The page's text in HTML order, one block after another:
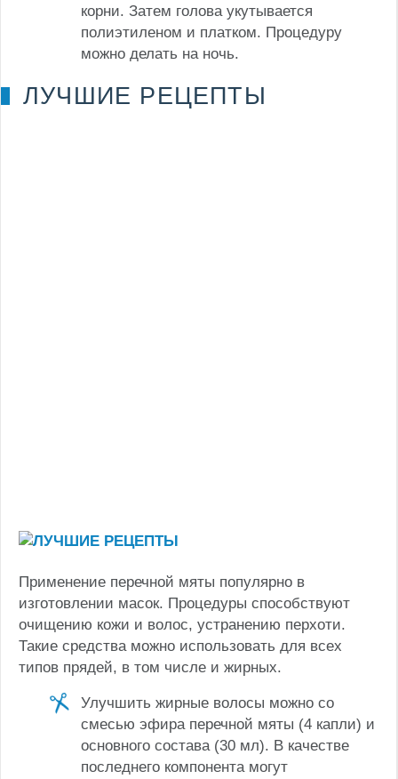
корни. Затем голова укутывается
полиэтиленом и платком. Процедуру
можно делать на ночь.
ЛУЧШИЕ РЕЦЕПТЫ
Применение перечной мяты популярно в
изготовлении масок. Процедуры способствуют
очищению кожи и волос, устранению перхоти.
Такие средства можно использовать для всех
типов прядей, в том числе и жирных.
Улучшить жирные волосы можно со
смесью эфира перечной мяты (4 капли) и
основного состава (30 мл). В качестве
последнего компонента могут